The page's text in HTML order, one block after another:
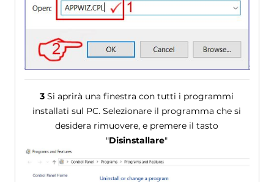
3 Si aprirà una finestra con tutti i programmi
installati sul PC. Selezionare il programma che si
desidera rimuovere, e premere il tasto
"Disinstallare"